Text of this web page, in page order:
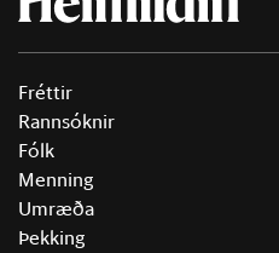
Fréttir
Rannsóknir
Fólk
Menning
Umræða
Þekking